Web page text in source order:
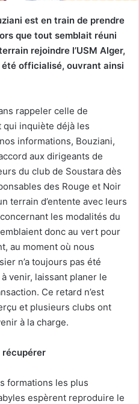
est en train de prendre
que tout semblait réuni
rejoindre l’USM Alger,
été officialisé, ouvrant ainsi
rappeler celle de
qui inquiète déjà les
informations, Bouziani,
aux dirigeants de
du club de Soustara dès
des Rouge et Noir
terrain d’entente avec leurs
les modalités du
donc au vert pour
au moment où nous
n’a toujours pas été
venir, laissant planer le
Ce retard n’est
et plusieurs clubs ont
à la charge.
récupérer
formations les plus
espèrent reproduire le